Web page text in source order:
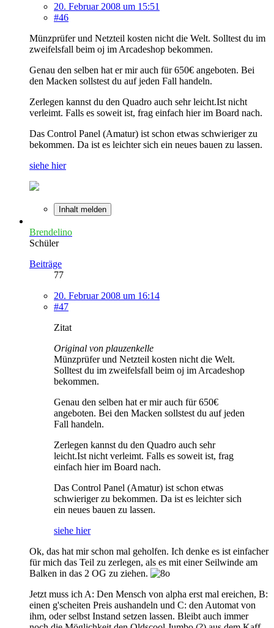
20. Februar 2008 um 15:51
#46
Münzprüfer und Netzteil kosten nicht die Welt. Solltest du im
zweifelsfall beim oj im Arcadeshop bekommen.
Genau den selben hat er mir auch für 650€ angeboten. Bei
den Macken sollstest du auf jeden Fall handeln.
Zerlegen kannst du den Quadro auch sehr leicht.Ist nicht
verleimt. Falls es soweit ist, frag einfach hier im Board nach.
Das Control Panel (Amatur) ist schon etwas schwieriger zu
bekommen. Da ist es leichter sich ein neues bauen zu lassen.
siehe hier
Inhalt melden
Brendelino
Schüler
Beiträge
77
20. Februar 2008 um 16:14
#47
Zitat
Original von plauzenkelle
Münzprüfer und Netzteil kosten nicht die Welt.
Solltest du im zweifelsfall beim oj im Arcadeshop
bekommen.
Genau den selben hat er mir auch für 650€
angeboten. Bei den Macken sollstest du auf jeden
Fall handeln.
Zerlegen kannst du den Quadro auch sehr
leicht.Ist nicht verleimt. Falls es soweit ist, frag
einfach hier im Board nach.
Das Control Panel (Amatur) ist schon etwas
schwieriger zu bekommen. Da ist es leichter sich
ein neues bauen zu lassen.
siehe hier
Ok, das hat mir schon mal geholfen. Ich denke es ist einfacher
für mich das Teil zu zerlegen, als es mit einer Seilwinde am
Balken in das 2 OG zu ziehen.
Jetzt muss ich A: Den Mensch von alpha erst mal ereichen, B:
einen g'scheiten Preis aushandeln und C: den Automat von
ihm, oder selbst Instand setzen lassen. Bleibt auch immer